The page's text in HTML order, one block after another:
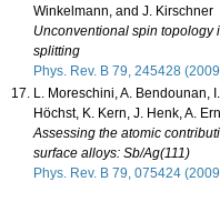
Winkelmann, and J. Kirschner
Unconventional spin topology
splitting
Phys. Rev. B 79, 245428
L. Moreschini, A. Bendounan,
Höchst, K. Kern, J. Henk, A.
Assessing the atomic
surface alloys: Sb/Ag(111)
Phys. Rev. B 79, 075424